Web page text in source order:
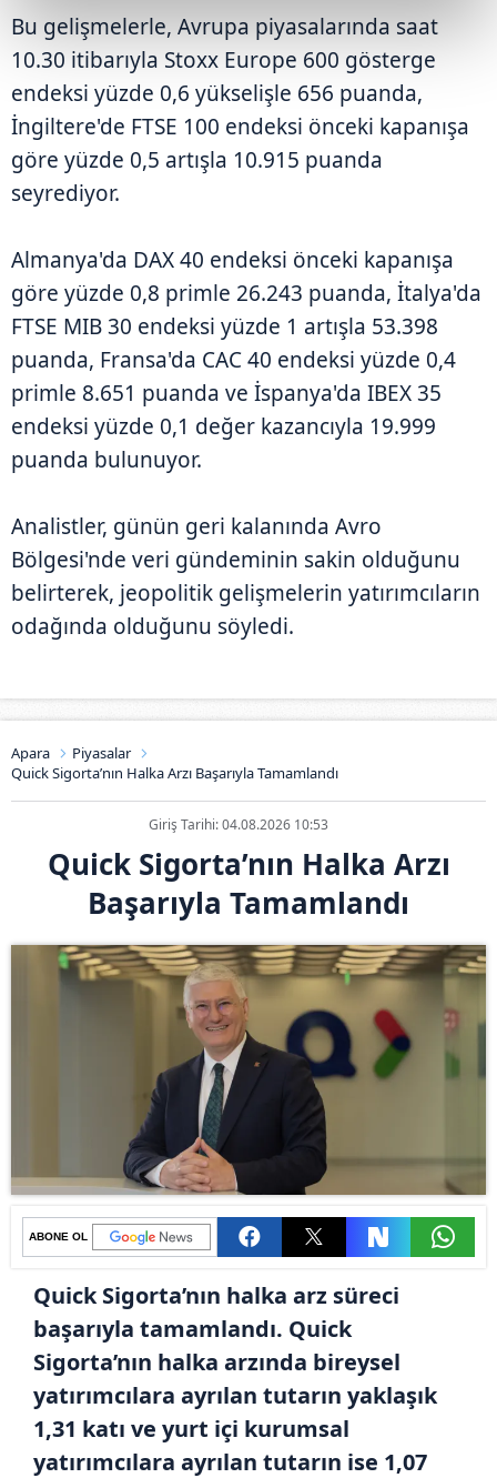
Bu gelişmelerle, Avrupa piyasalarında saat
10.30 itibarıyla Stoxx Europe 600 gösterge
endeksi yüzde 0,6 yükselişle 656 puanda,
İngiltere'de FTSE 100 endeksi önceki kapanışa
göre yüzde 0,5 artışla 10.915 puanda
seyrediyor.
Almanya'da DAX 40 endeksi önceki kapanışa
göre yüzde 0,8 primle 26.243 puanda, İtalya'da
FTSE MIB 30 endeksi yüzde 1 artışla 53.398
puanda, Fransa'da CAC 40 endeksi yüzde 0,4
primle 8.651 puanda ve İspanya'da IBEX 35
endeksi yüzde 0,1 değer kazancıyla 19.999
puanda bulunuyor.
Analistler, günün geri kalanında Avro
Bölgesi'nde veri gündeminin sakin olduğunu
belirterek, jeopolitik gelişmelerin yatırımcıların
odağında olduğunu söyledi.
Apara
Piyasalar
Quick Sigorta’nın Halka Arzı Başarıyla Tamamlandı
Giriş Tarihi: 04.08.2026 10:53
Quick Sigorta’nın Halka Arzı
Başarıyla Tamamlandı
ABONE OL
Quick Sigorta’nın halka arz süreci
başarıyla tamamlandı. Quick
Sigorta’nın halka arzında bireysel
yatırımcılara ayrılan tutarın yaklaşık
1,31 katı ve yurt içi kurumsal
yatırımcılara ayrılan tutarın ise 1,07